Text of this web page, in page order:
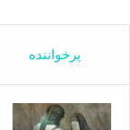
پرخواننده